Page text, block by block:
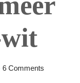
6 Comments